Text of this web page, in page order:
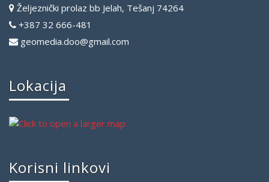
Željeznički prolaz bb Jelah, Tešanj 74264
+387 32 666-481
geomedia.doo@gmail.com
Lokacija
Korisni linkovi